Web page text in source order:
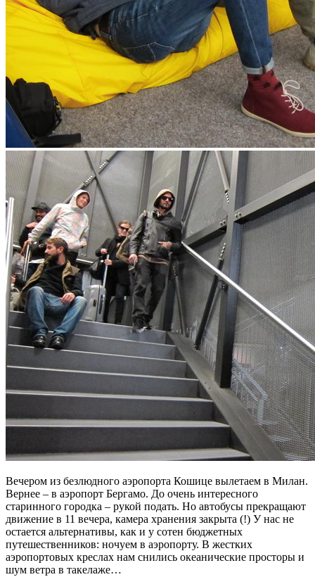
Вечером из безлюдного аэропорта Кошице вылетаем в Милан.
Вернее – в аэропорт Бергамо. До очень интересного
старинного городка – рукой подать. Но автобусы прекращают
движение в 11 вечера, камера хранения закрыта (!) У нас не
остается альтернативы, как и у сотен бюджетных
путешественников: ночуем в аэропорту. В жестких
аэропортовых креслах нам снились океанические просторы и
шум ветра в такелаже…